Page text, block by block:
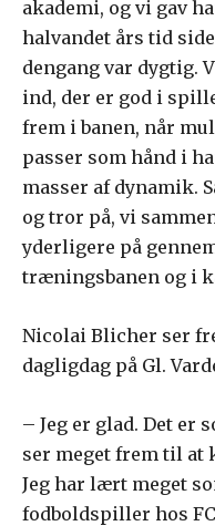
akademi, og vi gav
halvandet års tid
dengang var dygtig.
ind, der er god i
frem i banen, når
passer som hånd i
masser af dynamik.
og tror på, vi
yderligere på
træningsbanen og i
Nicolai Blicher ser
dagligdag på Gl.
– Jeg er glad. Det er
ser meget frem til at
Jeg har lært meget
fodboldspiller hos